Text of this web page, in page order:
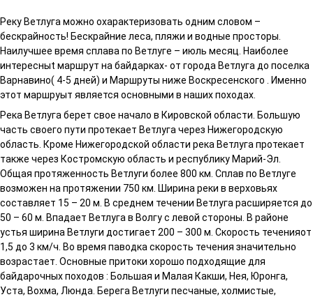
Реку Ветлуга можно охарактеризовать одним словом –
бескрайность! Бескрайние леса, пляжи и водные просторы.
Наилучшее время сплава по Ветлуге – июль месяц. Наиболее
интересныt маршрут на байдарках- от города Ветлуга до поселка
Варнавино( 4-5 дней) и Маршруты ниже Воскресенского . Именно
этот маршруыт является основными в наших походах.
Река Ветлуга берет свое начало в Кировской области. Большую
часть своего пути протекает Ветлуга через Нижегородскую
область. Кроме Нижегородской области река Ветлуга протекает
также через Костромскую область и республику Марий-Эл.
Общая протяженность Ветлуги более 800 км. Сплав по Ветлуге
возможен на протяжении 750 км. Ширина реки в верховьях
составляет 15 – 20 м. В среднем течении Ветлуга расширяется до
50 – 60 м. Впадает Ветлуга в Волгу с левой стороны. В районе
устья ширина Ветлуги достигает 200 – 300 м. Скорость теченияот
1,5 до 3 км/ч. Во время паводка скорость течения значительно
возрастает. Основные притоки хорошо подходящие для
байдарочных походов : Большая и Малая Какши, Нея, Юронга,
Уста, Вохма, Люнда. Берега Ветлуги песчаные, холмистые,